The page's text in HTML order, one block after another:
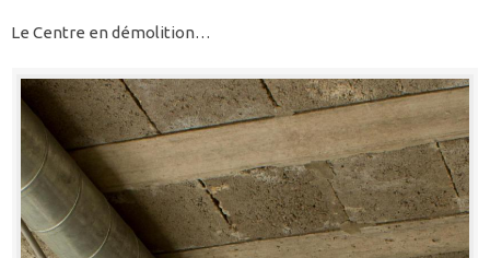
Le Centre en démolition…